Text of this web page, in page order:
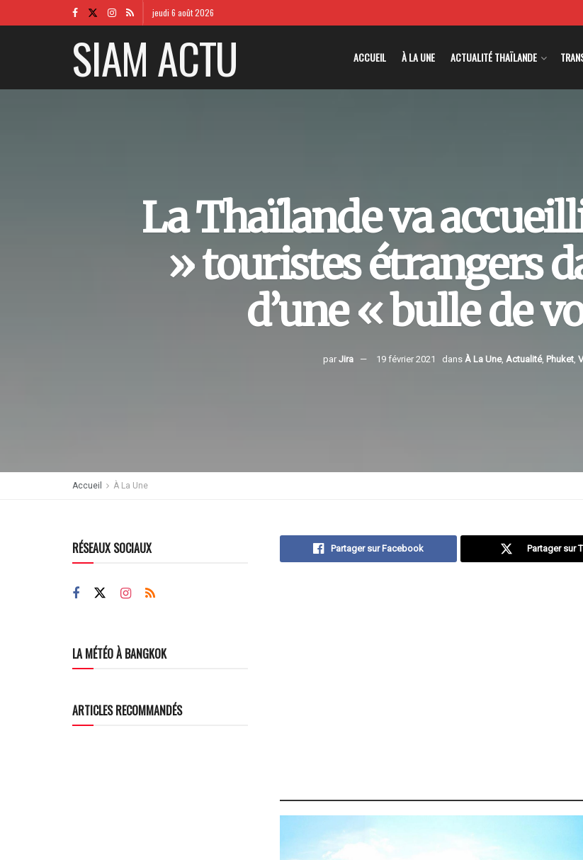
jeudi 6 août 2026
SIAM ACTU ACCUEIL À LA UNE ACTUALITÉ THAÏLANDE
La Thaïlande va
» touristes étrangers
d’une « bulle de
par Jira 19 février 2021 dans À La Une, Actualité, Phuket
Accueil À La Une
Partager sur Facebook Partager sur
RÉSEAUX SOCIAUX
LA MÉTÉO À BANGKOK
ARTICLES RECOMMANDÉS